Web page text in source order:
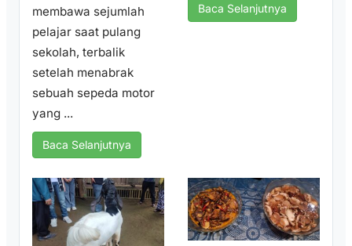
membawa sejumlah
pelajar saat pulang
sekolah, terbalik
setelah menabrak
sebuah sepeda motor
yang ...
Baca Selanjutnya
Baca Selanjutnya